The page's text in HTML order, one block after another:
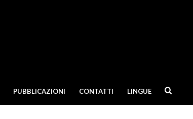
PUBBLICAZIONI CONTATTI LINGUE